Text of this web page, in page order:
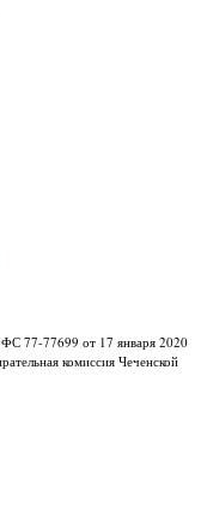
77-77699 от 17 января 2020
комиссия Чеченской